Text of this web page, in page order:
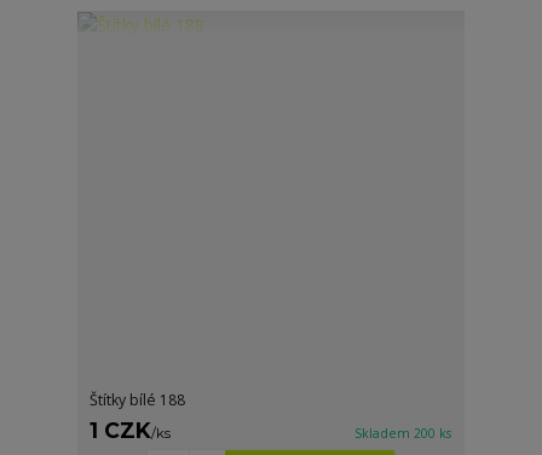
Štítky bílé 188
1 CZK/ks Skladem 200 ks